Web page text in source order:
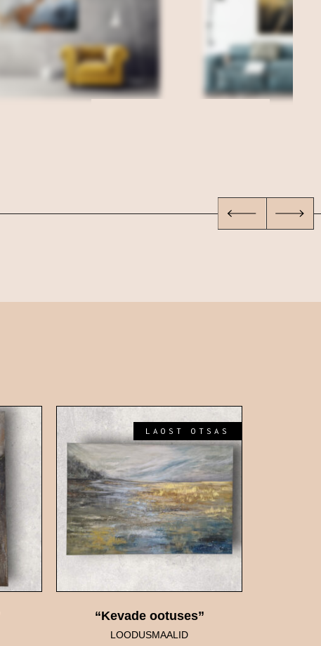
LAOST OTSAS
“Kevade ootuses”
LOODUSMAALID